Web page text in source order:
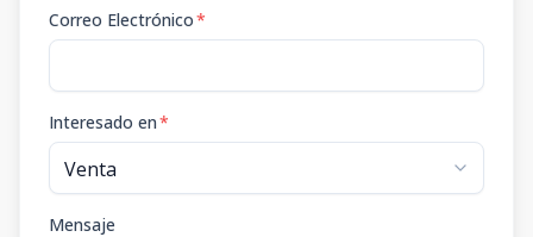
Correo Electrónico*
Interesado en*
Mensaje